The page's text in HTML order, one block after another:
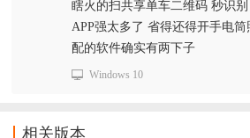
瞎火的扫共享单车二维码 秒识
APP强太多了 省得还得开手电
配的软件确实有两下子
Windows 10
相关版本